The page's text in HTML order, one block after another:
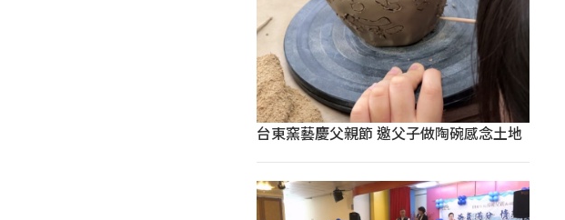
台東窯藝慶父親節 邀父子做陶碗感念土地